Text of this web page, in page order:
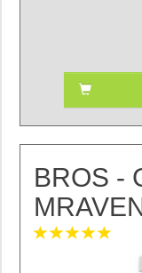
BROS -